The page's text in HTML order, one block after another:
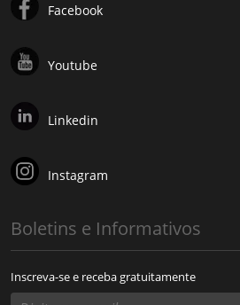
Facebook
Youtube
Linkedin
Instagram
Boletins e Informativos
Inscreva-se e receba gratuitamente